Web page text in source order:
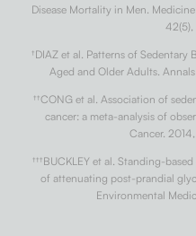
Disease Mortality in Men.
†DIAZ et al. Patterns of
Aged and Older Adults. Annals
††CONG et al. Association of
cancer: a meta-analysis of
Cancer. 2014,
†††BUCKLEY et al. Standing-
of attenuating post-prandial
Environmental